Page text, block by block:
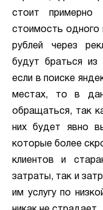
стоит
стоимость одного
рублей через
будут браться из
если в поиске
местах, то в
обращаться, так
них будет явно
которые более
клиентов и
затраты, так и
им услугу по